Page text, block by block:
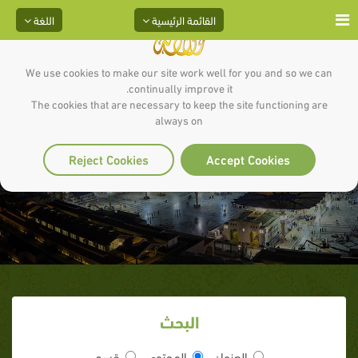
We use cookies to make our site work well for you and so we can
continually improve it.
The cookies that are necessary to keep the site functioning are
always on
Accept Cookies
Reject Cookies
اللغة القائمة الرئيسية
2- أمين
البحث